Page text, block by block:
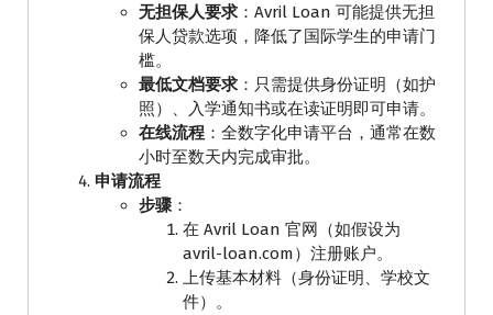
无担保人要求 ：Avril Loan 可能提供无担
保人贷款选项，降低了国际学生的申请门
槛。
最低文档要求 ：只需提供身份证明（如护
照）、入学通知书或在读证明即可申请。
在线流程 ：全数字化申请平台，通常在数
小时至数天内完成审批。
申请流程
步骤：
在 Avril Loan 官网（如假设为
avril-loan.com）注册账户。
上传基本材料（身份证明、学校文
件）。